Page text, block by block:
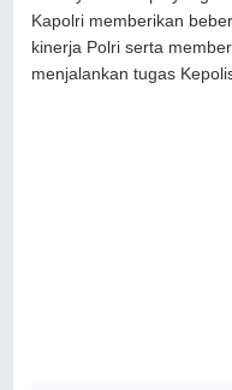
Kapolri memberikan
kinerja Polri serta
menjalankan tugas